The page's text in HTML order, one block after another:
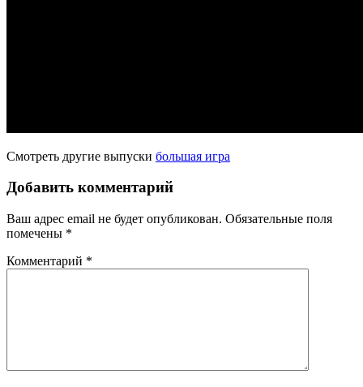
Смотреть другие выпуски большая игра
Добавить комментарий
Ваш адрес email не будет опубликован. Обязательные поля
помечены *
Комментарий *